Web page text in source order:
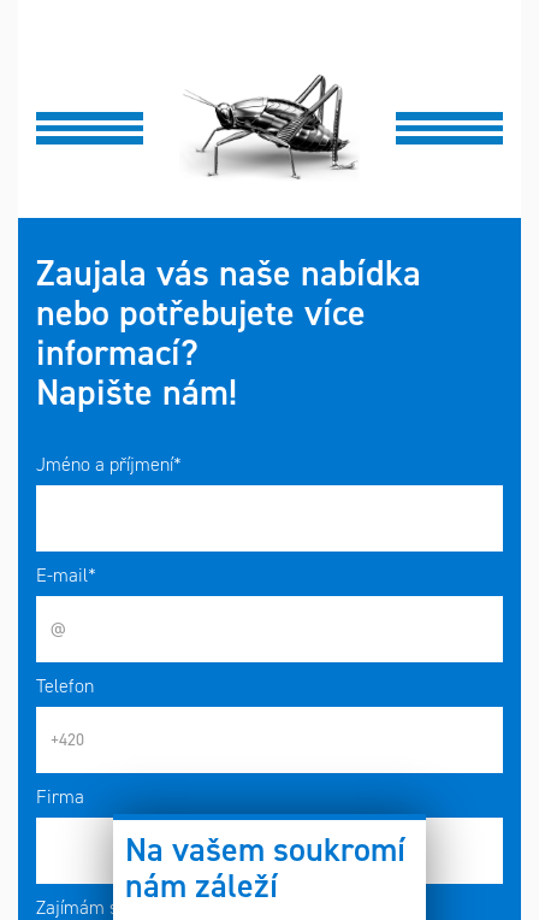
Na vašem soukromí
nám záleží
Zaujala vás naše nabídka
nebo potřebujete více
informací?
Napište nám!
Jméno a příjmení*
E-mail*
Telefon
Firma
Zajímám se o*